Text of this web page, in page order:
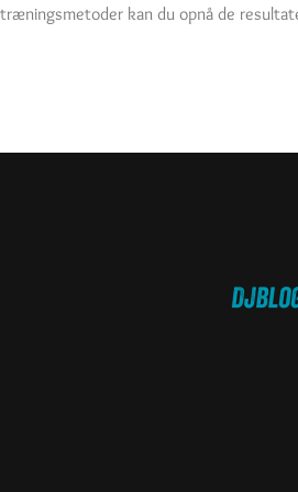
træningsmetoder kan du opnå de